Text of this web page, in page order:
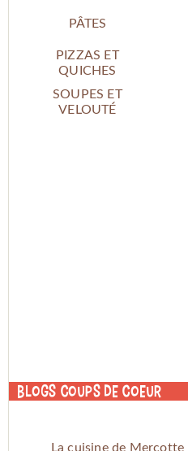
PÂTES
PIZZAS ET
QUICHES
SOUPES ET
VELOUTÉ
Blogs coups de coeur
La cuisine de Mercotte